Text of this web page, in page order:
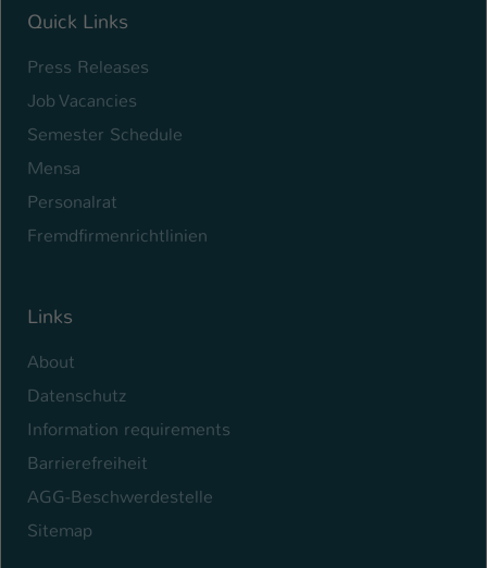
Quick Links
Press Releases
Job Vacancies
Semester Schedule
Mensa
Personalrat
Fremdfirmenrichtlinien
Links
About
Datenschutz
Information requirements
Barrierefreiheit
AGG-Beschwerdestelle
Sitemap